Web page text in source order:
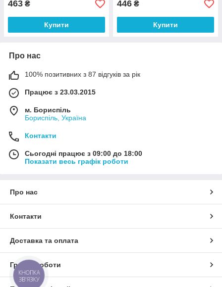
463 ₴
Купити
446 ₴
Купити
Про нас
100% позитивних з 87 відгуків за рік
Працює з 23.03.2015
м. Бориспіль
Бориспіль, Україна
Контакти
Сьогодні працює з 09:00 до 18:00
Показати весь графік роботи
Про нас
Контакти
Доставка та оплата
Графік роботи
КНОПКА
ЗВ'ЯЗКУ